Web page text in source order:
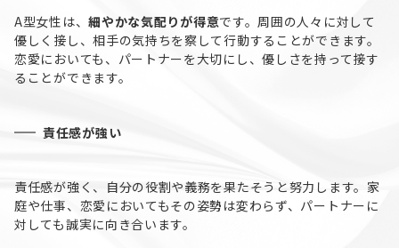
A型女性は、細やかな気配りが得意です。周囲の人々に対して
優しく接し、相手の気持ちを察して行動することができます。
恋愛においても、パートナーを大切にし、優しさを持って接す
ることができます。
責任感が強い
責任感が強く、自分の役割や義務を果たそうと努力します。家
庭や仕事、恋愛においてもその姿勢は変わらず、パートナーに
対しても誠実に向き合います。